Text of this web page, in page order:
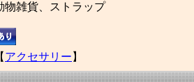
物雑貨、ストラップ
アクセサリー 】